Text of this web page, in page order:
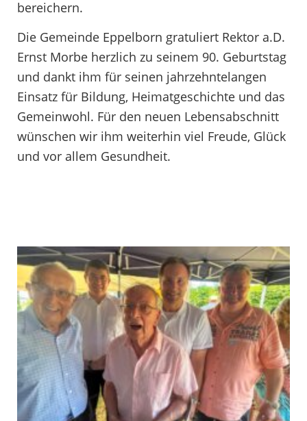
bereichern.
Die Gemeinde Eppelborn gratuliert Rektor a.D.
Ernst Morbe herzlich zu seinem 90. Geburtstag
und dankt ihm für seinen jahrzehntelangen
Einsatz für Bildung, Heimatgeschichte und das
Gemeinwohl. Für den neuen Lebensabschnitt
wünschen wir ihm weiterhin viel Freude, Glück
und vor allem Gesundheit.